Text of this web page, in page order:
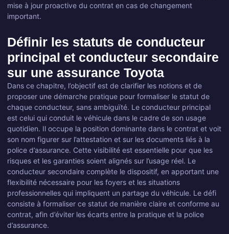
mise à jour proactive du contrat en cas de changement
important.
Définir les statuts de conducteur
principal et conducteur secondaire
sur une assurance Toyota
Dans ce chapitre, l’objectif est de clarifier les notions et de
proposer une démarche pratique pour formaliser le statut de
chaque conducteur, sans ambiguïté. Le conducteur principal
est celui qui conduit le véhicule dans le cadre de son usage
quotidien. Il occupe la position dominante dans le contrat et voit
son nom figurer sur l’attestation et sur les documents liés à la
police d’assurance. Cette visibilité est essentielle pour que les
risques et les garanties soient alignés sur l’usage réel. Le
conducteur secondaire complète le dispositif, en apportant une
flexibilité nécessaire pour les foyers et les situations
professionnelles qui impliquent un partage du véhicule. Le défi
consiste à formaliser ce statut de manière claire et conforme au
contrat, afin d’éviter les écarts entre la pratique et la police
d’assurance.